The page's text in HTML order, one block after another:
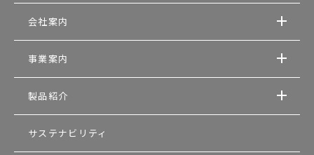
会社案内
事業案内
製品紹介
サステナビリティ